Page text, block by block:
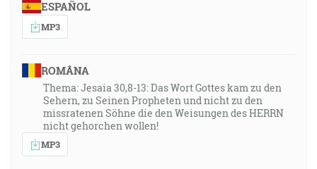
ESPAÑOL
MP3
ROMÂNA
Thema: Jesaia 30,8-13: Das Wort Gottes kam zu den
Sehern, zu Seinen Propheten und nicht zu den
missratenen Söhne die den Weisungen des HERRN
nicht gehorchen wollen!
MP3